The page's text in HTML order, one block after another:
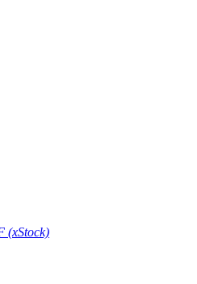
นาดใหญ่ รวมถึงข้อมูลการค้า ฯลฯ
(xStock)